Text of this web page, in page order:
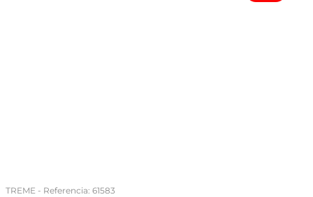
TREME - Referencia: 61583